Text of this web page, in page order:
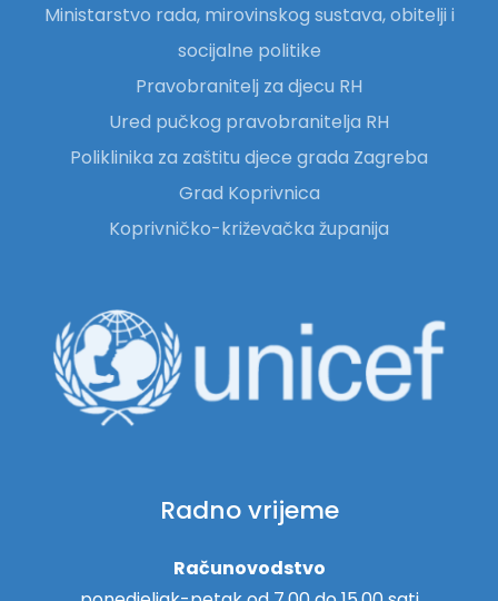
Ministarstvo rada, mirovinskog sustava, obitelji i
socijalne politike
Pravobranitelj za djecu RH
Ured pučkog pravobranitelja RH
Poliklinika za zaštitu djece grada Zagreba
Grad Koprivnica
Koprivničko-križevačka županija
Radno vrijeme
Računovodstvo